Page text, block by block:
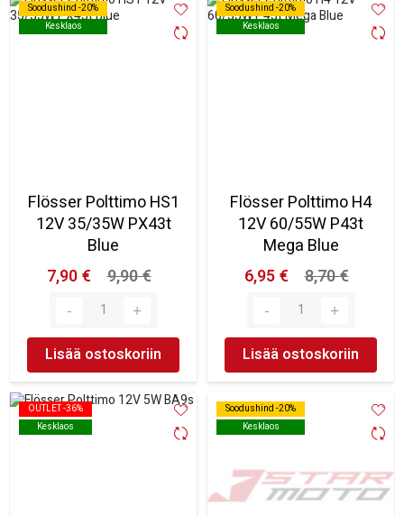
Soodushind -20%
Kesklaos
Soodushind -20%
Kesklaos
Flösser Polttimo HS1
12V 35/35W PX43t
Blue
7,90 €
9,90 €
Lisää ostoskoriin
Soodushind -20%
Kesklaos
Soodushind -20%
Kesklaos
Flösser Polttimo H4
12V 60/55W P43t
Mega Blue
6,95 €
8,70 €
Lisää ostoskoriin
OUTLET -36%
Kesklaos
OUTLET -36%
Kesklaos
Soodushind -20%
Kesklaos
Soodushind -20%
Kesklaos